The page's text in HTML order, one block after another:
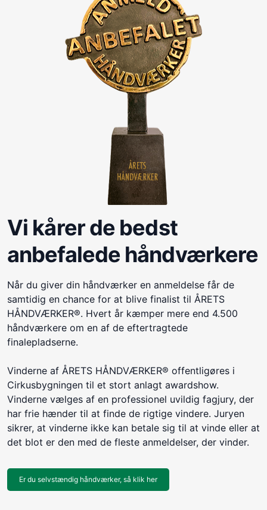
Vi kårer de bedst
anbefalede håndværkere
Når du giver din håndværker en anmeldelse får de
samtidig en chance for at blive finalist til ÅRETS
HÅNDVÆRKER®. Hvert år kæmper mere end 4.500
håndværkere om en af de eftertragtede
finalepladserne.
Vinderne af ÅRETS HÅNDVÆRKER® offentligøres i
Cirkusbygningen til et stort anlagt awardshow.
Vinderne vælges af en professionel uvildig fagjury, der
har frie hænder til at finde de rigtige vindere. Juryen
sikrer, at vinderne ikke kan betale sig til at vinde eller at
det blot er den med de fleste anmeldelser, der vinder.
Er du selvstændig håndværker, så klik her